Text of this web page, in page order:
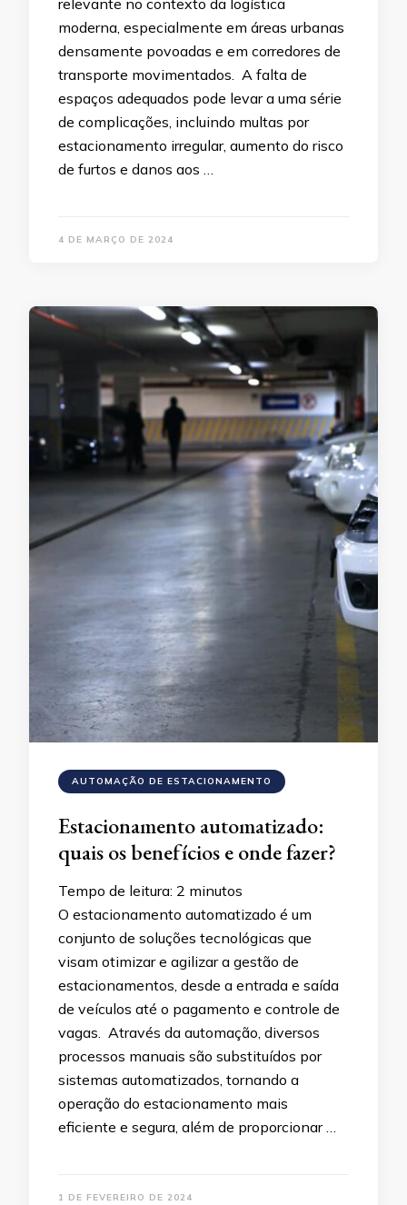
relevante no contexto da logística
moderna, especialmente em áreas urbanas
densamente povoadas e em corredores de
transporte movimentados. A falta de
espaços adequados pode levar a uma série
de complicações, incluindo multas por
estacionamento irregular, aumento do risco
de furtos e danos aos …
4 DE MARÇO DE 2024
AUTOMAÇÃO DE ESTACIONAMENTO
Estacionamento automatizado:
quais os benefícios e onde fazer?
Tempo de leitura: 2 minutos
O estacionamento automatizado é um
conjunto de soluções tecnológicas que
visam otimizar e agilizar a gestão de
estacionamentos, desde a entrada e saída
de veículos até o pagamento e controle de
vagas. Através da automação, diversos
processos manuais são substituídos por
sistemas automatizados, tornando a
operação do estacionamento mais
eficiente e segura, além de proporcionar …
1 DE FEVEREIRO DE 2024